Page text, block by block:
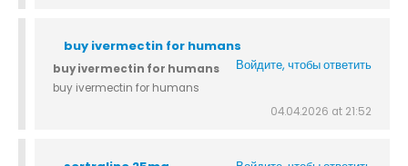
buy ivermectin for humans
Войдите, чтобы ответить
buy ivermectin for humans
buy ivermectin for humans
04.04.2026 at 21:52